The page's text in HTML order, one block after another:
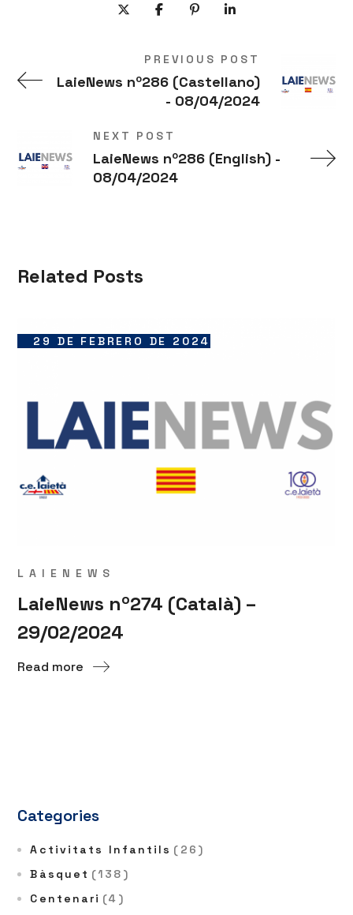
PREVIOUS POST
LaieNews nº286 (Castellano)
- 08/04/2024
NEXT POST
LaieNews nº286 (English) -
08/04/2024
Related Posts
29 DE FEBRERO DE 2024
LAIENEWS
LaieNews nº274 (Català) –
29/02/2024
Read more
Categories
Activitats Infantils (26)
Bàsquet (138)
Centenari (4)